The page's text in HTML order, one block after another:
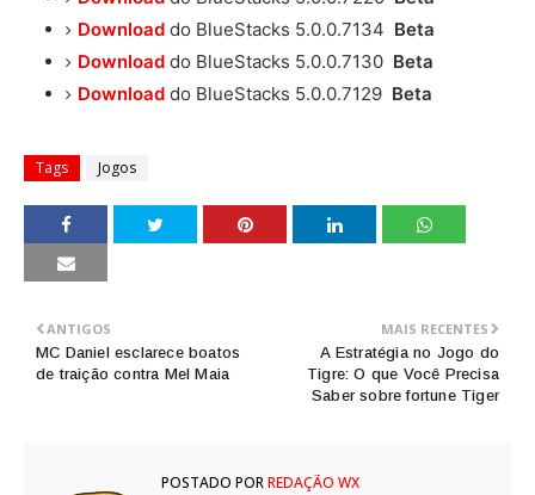
Download do BlueStacks 5.0.0.7134 Beta
Download do BlueStacks 5.0.0.7130 Beta
Download do BlueStacks 5.0.0.7129 Beta
Tags Jogos
MAIS RECENTES
A Estratégia no Jogo do
Tigre: O que Você Precisa
Saber sobre fortune Tiger
ANTIGOS
MC Daniel esclarece boatos
de traição contra Mel Maia
POSTADO PORREDAÇÃO WX